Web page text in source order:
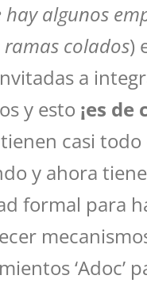
algunos
colados)
a
y esto ¡es de
casi
y ahora
formal para
‘Adoc’